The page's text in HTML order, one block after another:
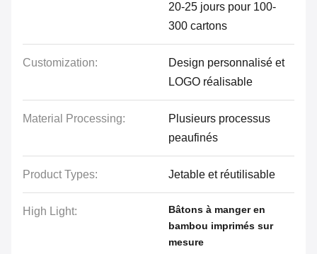
20-25 jours pour 100-
300 cartons
Customization:
Design personnalisé et
LOGO réalisable
Material Processing:
Plusieurs processus
peaufinés
Product Types: Jetable et réutilisable
High Light:
Bâtons à manger en
bambou imprimés sur
mesure